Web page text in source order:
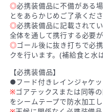
◎必携装備品に不備がある
とをあらかじめご了承くださ
◎必携装備品に記載されて
全体を通して携行する必要が
◎ゴール後に抜き打ちで必
クを行います。(補給食と水
【必携装備品】
●フード付きレインジャケッ
※ゴアテックスまたは同等
をシームテープで防水加工し